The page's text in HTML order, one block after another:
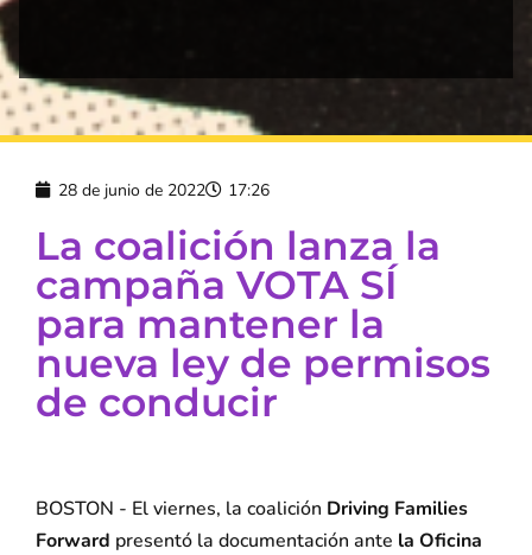
28 de junio de 2022 17:26
La coalición lanza la
campaña VOTA SÍ
para mantener la
nueva ley de permisos
de conducir
BOSTON - El viernes, la coalición Driving Families
Forward presentó la documentación ante la Oficina